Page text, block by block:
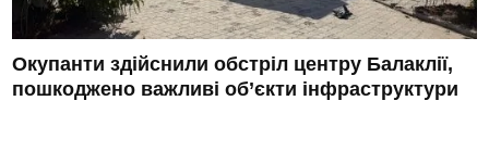
Окупанти здійснили обстріл центру Балаклії,
пошкоджено важливі об’єкти інфраструктури